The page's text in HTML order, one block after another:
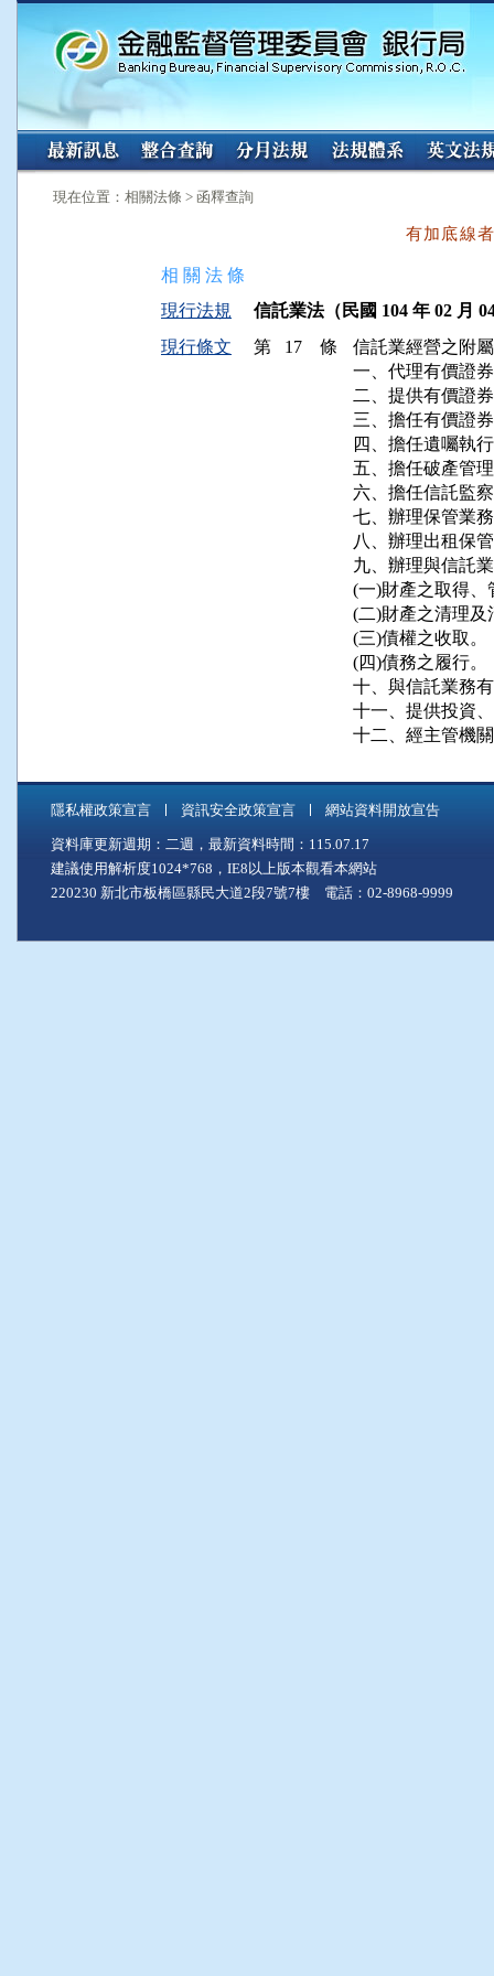
:::
現在位置：相關法條 > 函釋查詢
有加底線
相 關 法 條
現行法規
信託業法（民國 104 年 02 月
現行條文
第 17 條
信託業經營之附
一、代理有價證
二、提供有價證
三、擔任有價證
四、擔任遺囑執
五、擔任破產管
六、擔任信託監
七、辦理保管業
八、辦理出租保
九、辦理與信託
(一)財產之取得、
(二)財產之清理及
(三)債權之收取。
(四)債務之履行。
十、與信託業務
十一、提供投資
十二、經主管機
隱私權政策宣言 資訊安全政策宣言 網站資料開放宣告
資料庫更新週期：二週，最新資料時間：115.07.17
建議使用解析度1024*768，IE8以上版本觀看本網站
220230 新北市板橋區縣民大道2段7號7樓 電話：02-8968-9999